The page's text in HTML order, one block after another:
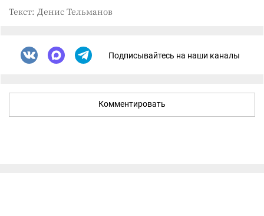
Текст: Денис Тельманов
Подписывайтесь на наши каналы
Комментировать